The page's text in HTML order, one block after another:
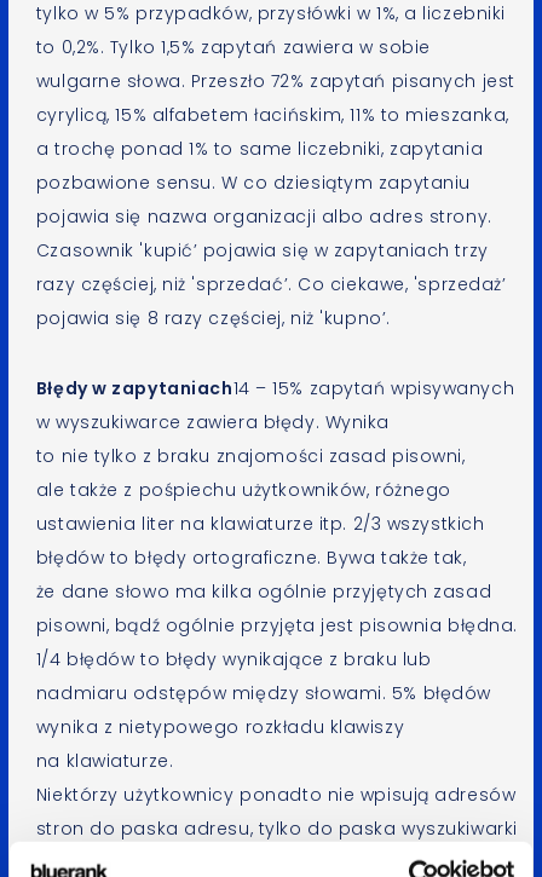
tylko w 5% przypadków, przysłówki w 1%, a liczebniki
to 0,2%. Tylko 1,5% zapytań zawiera w sobie
wulgarne słowa. Przeszło 72% zapytań pisanych jest
cyrylicą, 15% alfabetem łacińskim, 11% to mieszanka,
a trochę ponad 1% to same liczebniki, zapytania
pozbawione sensu. W co dziesiątym zapytaniu
pojawia się nazwa organizacji albo adres strony.
Czasownik 'kupić’ pojawia się w zapytaniach trzy
razy częściej, niż 'sprzedać’. Co ciekawe, 'sprzedaż’
pojawia się 8 razy częściej, niż 'kupno’.
Błędy w zapytaniach14 – 15% zapytań wpisywanych
w wyszukiwarce zawiera błędy. Wynika
to nie tylko z braku znajomości zasad pisowni,
ale także z pośpiechu użytkowników, różnego
ustawienia liter na klawiaturze itp. 2/3 wszystkich
błędów to błędy ortograficzne. Bywa także tak,
że dane słowo ma kilka ogólnie przyjętych zasad
pisowni, bądź ogólnie przyjęta jest pisownia błędna.
1/4 błędów to błędy wynikające z braku lub
nadmiaru odstępów między słowami. 5% błędów
wynika z nietypowego rozkładu klawiszy
na klawiaturze.
Niektórzy użytkownicy ponadto nie wpisują adresów
stron do paska adresu, tylko do paska wyszukiwarki
(4%).